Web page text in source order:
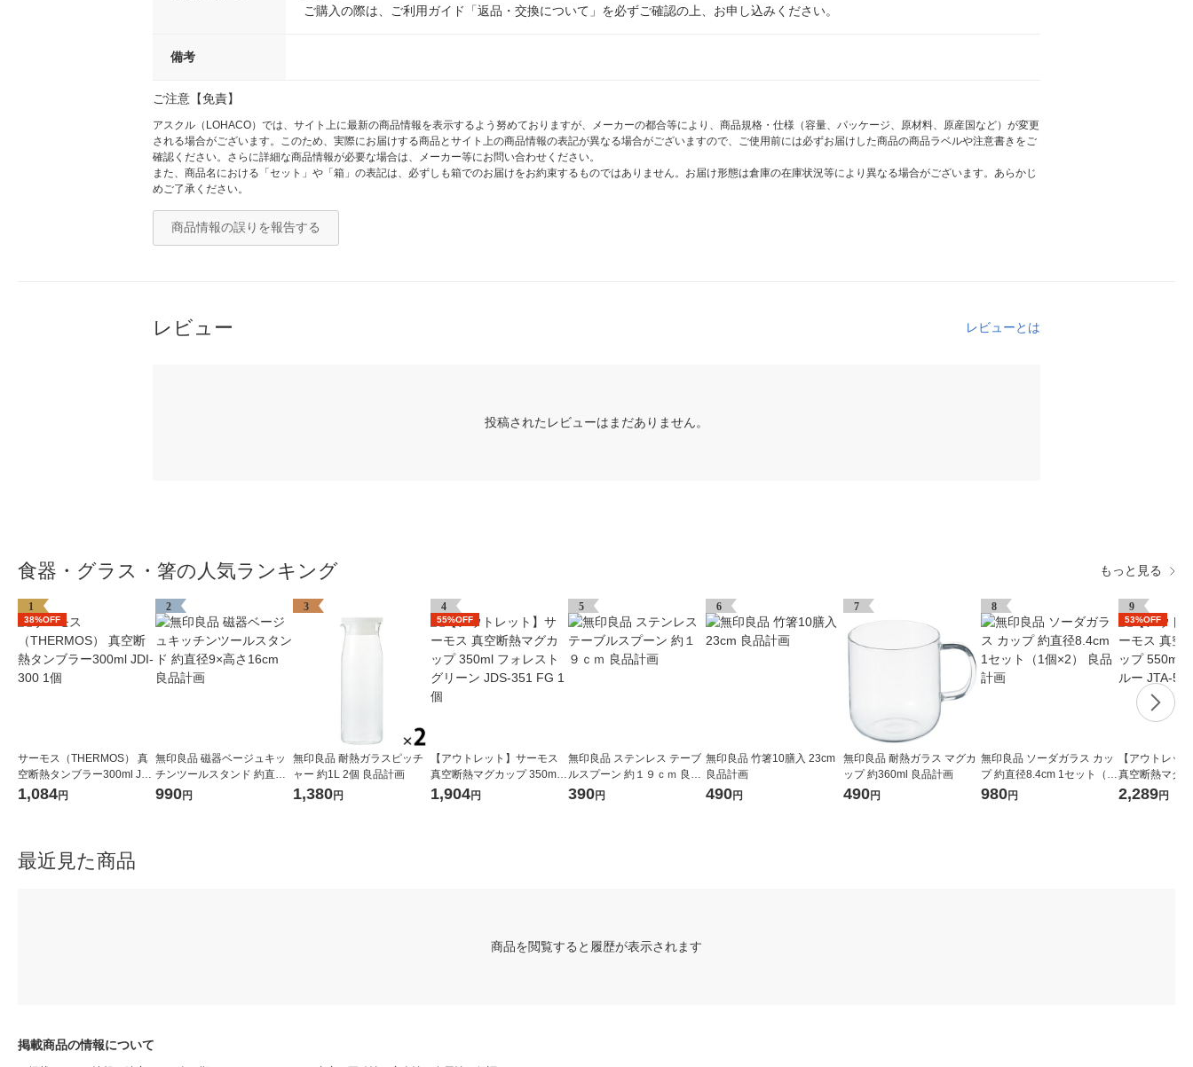
ご購入の際は、ご利用ガイド「返品・交換について」を必ずご確認の上、お申し込みください。
備考
ご注意【免責】
アスクル（LOHACO）では、サイト上に最新の商品情報を表示するよう努めておりますが、メーカーの都合等により、商品規格・仕様（容量、パッケージ、原材料、原産国など）が変更
される場合がございます。このため、実際にお届けする商品とサイト上の商品情報の表記が異なる場合がございますので、ご使用前には必ずお届けした商品の商品ラベルや注意書きをご
確認ください。さらに詳細な商品情報が必要な場合は、メーカー等にお問い合わせください。
また、商品名における「セット」や「箱」の表記は、必ずしも箱でのお届けをお約束するものではありません。お届け形態は倉庫の在庫状況等により異なる場合がございます。あらかじ
めご了承ください。
商品情報の誤りを報告する
レビュー レビューとは
投稿されたレビューはまだありません。
食器・グラス・箸の人気ランキング もっと見る
1
38%OFF
サーモス（THERMOS） 真
空断熱タンブラー300ml JDI-
300 1個
1,084円
2
無印良品 磁器ベージュキッ
チンツールスタンド 約直径9
×高さ16cm 良品計画
990円
3
無印良品 耐熱ガラスピッチ
ャー 約1L 2個 良品計画
1,380円
4
55%OFF
【アウトレット】サーモス
真空断熱マグカップ 350ml
フォレストグリーン JDS-35
1,904円
5
無印良品 ステンレス テーブ
ルスプーン 約１９ｃｍ 良品
計画
390円
6
無印良品 竹箸10膳入 23cm
良品計画
490円
7
無印良品 耐熱ガラス マグカ
ップ 約360ml 良品計画
490円
8
無印良品 ソーダガラス カッ
プ 約直径8.4cm 1セット（1
個×2） 良品計画
980円
9
53%OFF
【アウトレッ
真空断熱マグ
サックスブル
2,289円
最近見た商品
商品を閲覧すると履歴が表示されます
掲載商品の情報について